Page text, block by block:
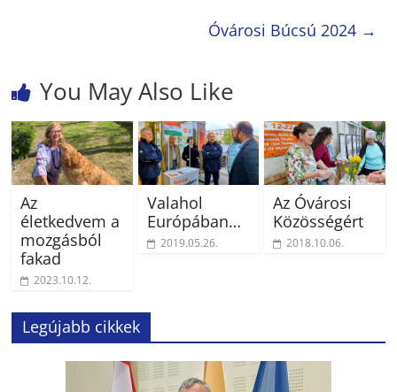
Óvárosi Búcsú 2024 →
You May Also Like
Az
életkedvem a
mozgásból
fakad
2023.10.12.
Valahol
Európában…
2019.05.26.
Az Óvárosi
Közösségért
2018.10.06.
Legújabb cikkek